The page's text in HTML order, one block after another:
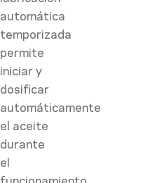
automática
temporizada
permite
iniciar y
dosificar
automáticamente
el aceite
durante
el